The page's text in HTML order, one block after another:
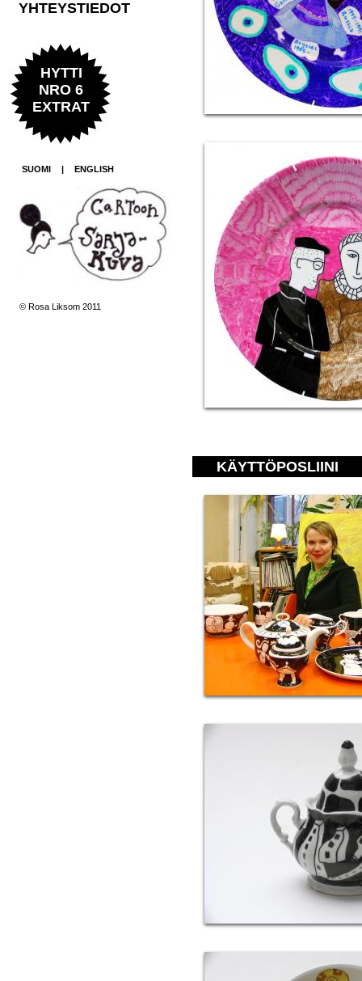
YHTEYSTIEDOT
HYTTI
NRO 6
EXTRAT
SUOMI | ENGLISH
© Rosa Liksom 2011
KÄYTTÖPOSLIINI